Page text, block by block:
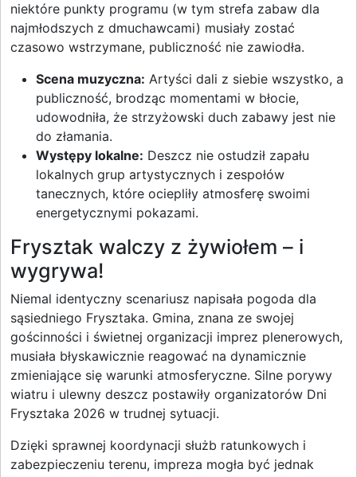
niektóre punkty programu (w tym strefa zabaw dla
najmłodszych z dmuchawcami) musiały zostać
czasowo wstrzymane, publiczność nie zawiodła.
Scena muzyczna: Artyści dali z siebie wszystko, a
publiczność, brodząc momentami w błocie,
udowodniła, że strzyżowski duch zabawy jest nie
do złamania.
Występy lokalne: Deszcz nie ostudził zapału
lokalnych grup artystycznych i zespołów
tanecznych, które ociepliły atmosferę swoimi
energetycznymi pokazami.
Frysztak walczy z żywiołem – i
wygrywa!
Niemal identyczny scenariusz napisała pogoda dla
sąsiedniego Frysztaka. Gmina, znana ze swojej
gościnności i świetnej organizacji imprez plenerowych,
musiała błyskawicznie reagować na dynamicznie
zmieniające się warunki atmosferyczne. Silne porywy
wiatru i ulewny deszcz postawiły organizatorów Dni
Frysztaka 2026 w trudnej sytuacji.
Dzięki sprawnej koordynacji służb ratunkowych i
zabezpieczeniu terenu, impreza mogła być jednak